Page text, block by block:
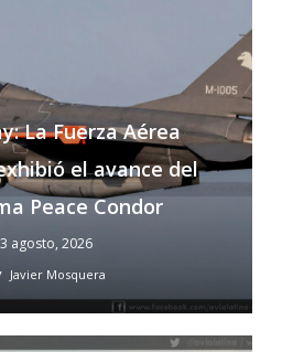
La Fuerza Aérea
el avance del
Peace Condor
3 agosto, 2026
Javier Mosquera